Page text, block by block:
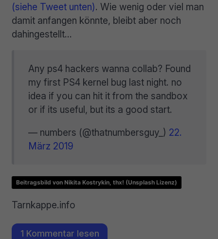
(siehe Tweet unten). Wie wenig oder viel man
damit anfangen könnte, bleibt aber noch
dahingestellt…
Any ps4 hackers wanna collab? Found
my first PS4 kernel bug last night. no
idea if you can hit it from the sandbox
or if its useful, but its a good start.
— numbers (@thatnumbersguy_) 22.
März 2019
Beitragsbild von Nikita Kostrykin, thx! (Unsplash Lizenz)
Tarnkappe.info
1 Kommentar lesen